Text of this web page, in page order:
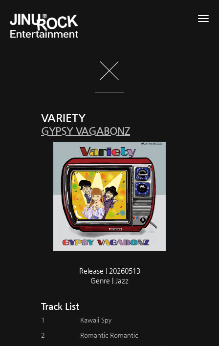
VARIETY
GYPSY VAGABONZ
Release | 20260513
Genre | Jazz
Track List
1 Kawaii Spy
2 Romantic Romantic